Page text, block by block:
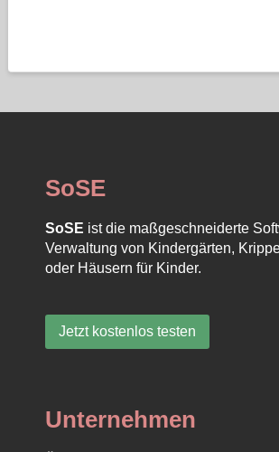
SoSE
SoSE ist die maßgeschneiderte
Verwaltung von Kindergärten,
oder Häusern für Kinder.
Jetzt kostenlos testen
Unternehmen